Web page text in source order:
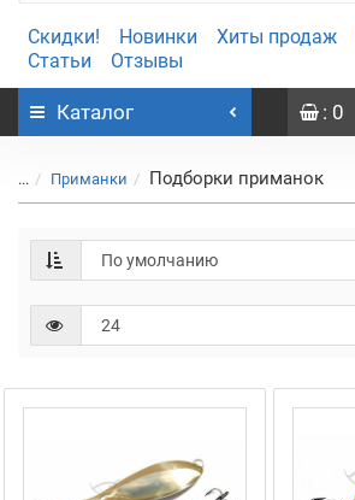
Скидки! Новинки Хиты продаж
Статьи
Отзывы
Каталог : 0
... Приманки Подборки приманок